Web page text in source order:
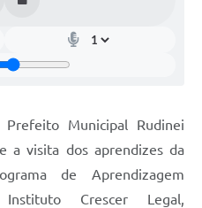
Municipal Rudinei
a visita dos aprendizes da
de Aprendizagem
Crescer Legal,